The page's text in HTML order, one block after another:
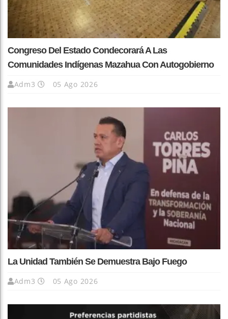
Congreso Del Estado Condecorará A Las
Comunidades Indígenas Mazahua Con Autogobierno
Adm3 05 Ago 2026
La Unidad También Se Demuestra Bajo Fuego
Adm3 05 Ago 2026